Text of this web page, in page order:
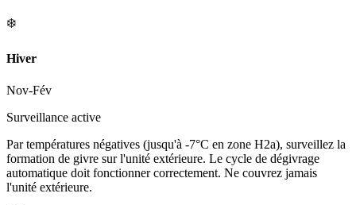
❄️
Hiver
Nov-Fév
Surveillance active
Par températures négatives (jusqu'à -7°C en zone H2a), surveillez la
formation de givre sur l'unité extérieure. Le cycle de dégivrage
automatique doit fonctionner correctement. Ne couvrez jamais
l'unité extérieure.